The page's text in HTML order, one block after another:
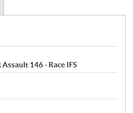
146 - Race IFS